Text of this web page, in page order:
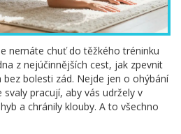
nemáte chuť do těžkého tréninku
z nejúčinnějších cest, jak zpevnit
bolesti zád. Nejde jen o ohýbání
pracují, aby vás udržely v
a chránily klouby. A to všechno